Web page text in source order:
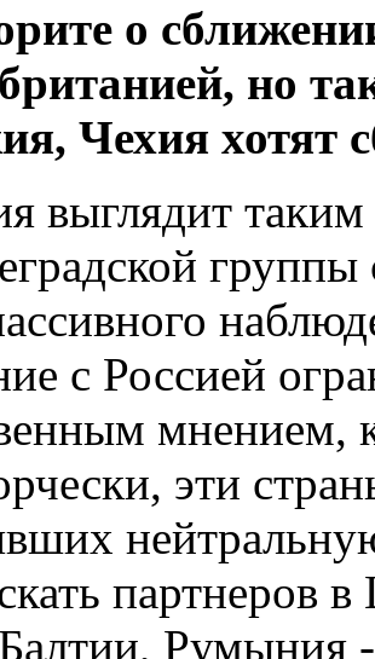
о
но
Чехия хотят
выглядит
группы
с Россией
мнением,
эти
партнеров
Румыния